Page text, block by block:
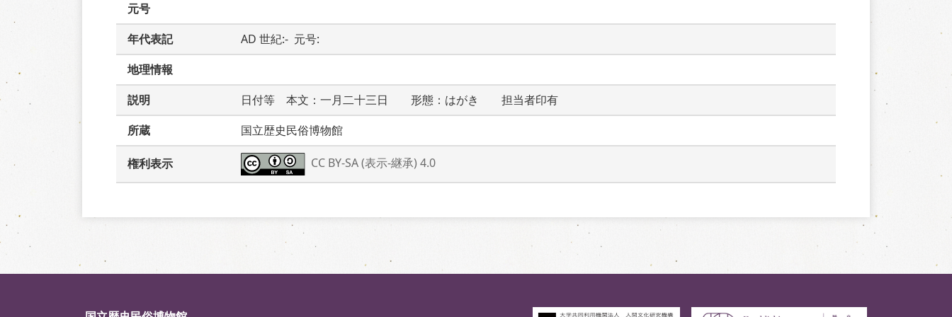
元号
年代表記
AD 世紀:-  元号:
地理情報
説明
日付等　本文：一月二十三日　　形態：はがき　　担当者印有
所蔵
国立歴史民俗博物館
権利表示 CC BY-SA (表示-継承) 4.0